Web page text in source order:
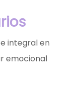
integral en
emocional